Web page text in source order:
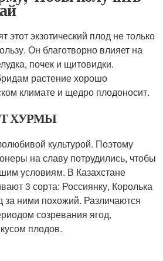
экзотический плод не только
Он благотворно влияет на
почек и щитовидки.
растение хорошо
климате и щедро плодоносит.
ХУРМЫ
культурой. Поэтому
на славу потрудились, чтобы
условиям. В Казахстане
3 сорта: Россиянку, Королька
ними похожий. Различаются
созревания ягод,
плодов.